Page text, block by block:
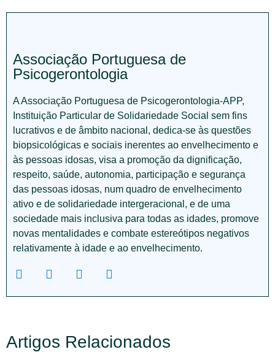
Associação Portuguesa de
Psicogerontologia
A Associação Portuguesa de Psicogerontologia-APP,
Instituição Particular de Solidariedade Social sem fins
lucrativos e de âmbito nacional, dedica-se às questões
biopsicológicas e sociais inerentes ao envelhecimento e
às pessoas idosas, visa a promoção da dignificação,
respeito, saúde, autonomia, participação e segurança
das pessoas idosas, num quadro de envelhecimento
ativo e de solidariedade intergeracional, e de uma
sociedade mais inclusiva para todas as idades, promove
novas mentalidades e combate estereótipos negativos
relativamente à idade e ao envelhecimento.
Artigos Relacionados